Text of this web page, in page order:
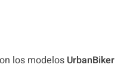
los modelos UrbanBiker